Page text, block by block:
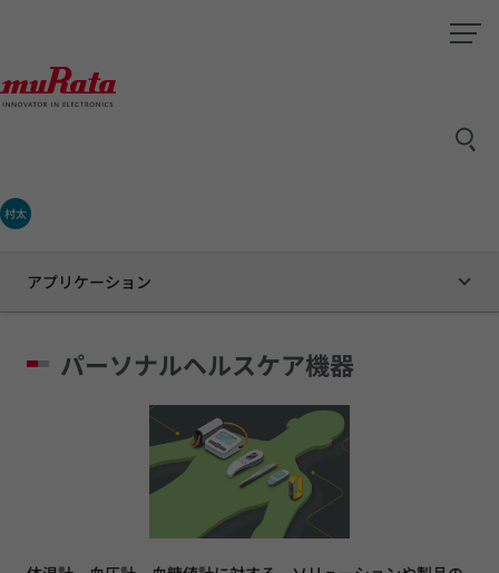
村太
アプリケーション
パーソナルヘルスケア機器